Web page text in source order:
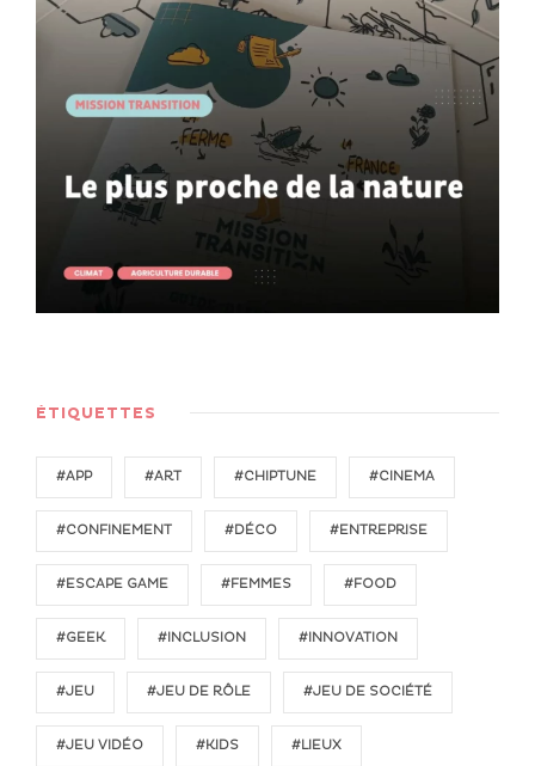
ÉTIQUETTES
#APP #ART #CHIPTUNE #CINEMA
#CONFINEMENT #DÉCO #ENTREPRISE
#ESCAPE GAME #FEMMES #FOOD
#GEEK #INCLUSION #INNOVATION
#JEU #JEU DE RÔLE #JEU DE SOCIÉTÉ
#JEU VIDÉO #KIDS #LIEUX